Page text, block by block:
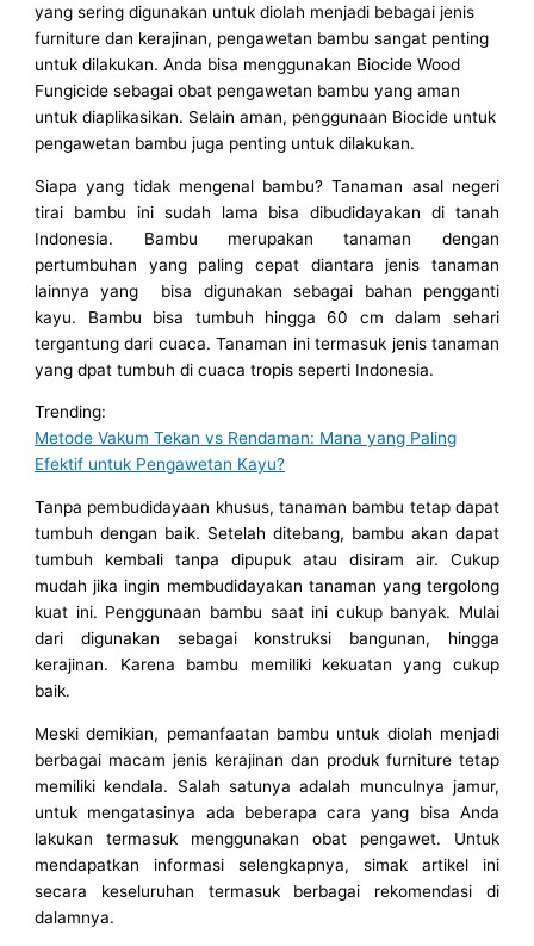
yang sering digunakan untuk diolah menjadi bebagai jenis
furniture dan kerajinan, pengawetan bambu sangat penting
untuk dilakukan. Anda bisa menggunakan Biocide Wood
Fungicide sebagai obat pengawetan bambu yang aman
untuk diaplikasikan. Selain aman, penggunaan Biocide untuk
pengawetan bambu juga penting untuk dilakukan.
Siapa yang tidak mengenal bambu? Tanaman asal negeri
tirai bambu ini sudah lama bisa dibudidayakan di tanah
Indonesia. Bambu merupakan tanaman dengan
pertumbuhan yang paling cepat diantara jenis tanaman
lainnya yang bisa digunakan sebagai bahan pengganti
kayu. Bambu bisa tumbuh hingga 60 cm dalam sehari
tergantung dari cuaca. Tanaman ini termasuk jenis tanaman
yang dpat tumbuh di cuaca tropis seperti Indonesia.
Trending:
Metode Vakum Tekan vs Rendaman: Mana yang Paling
Efektif untuk Pengawetan Kayu?
Tanpa pembudidayaan khusus, tanaman bambu tetap dapat
tumbuh dengan baik. Setelah ditebang, bambu akan dapat
tumbuh kembali tanpa dipupuk atau disiram air. Cukup
mudah jika ingin membudidayakan tanaman yang tergolong
kuat ini. Penggunaan bambu saat ini cukup banyak. Mulai
dari digunakan sebagai konstruksi bangunan, hingga
kerajinan. Karena bambu memiliki kekuatan yang cukup
baik.
Meski demikian, pemanfaatan bambu untuk diolah menjadi
berbagai macam jenis kerajinan dan produk furniture tetap
memiliki kendala. Salah satunya adalah munculnya jamur,
untuk mengatasinya ada beberapa cara yang bisa Anda
lakukan termasuk menggunakan obat pengawet. Untuk
mendapatkan informasi selengkapnya, simak artikel ini
secara keseluruhan termasuk berbagai rekomendasi di
dalamnya.